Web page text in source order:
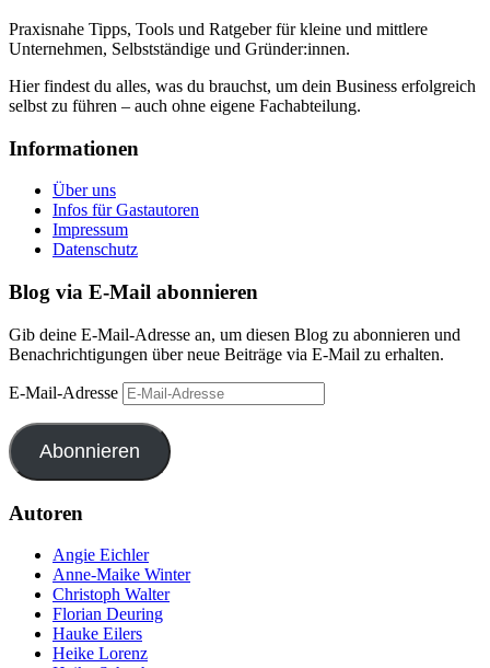
Praxisnahe Tipps, Tools und Ratgeber für kleine und mittlere
Unternehmen, Selbstständige und Gründer:innen.
Hier findest du alles, was du brauchst, um dein Business erfolgreich
selbst zu führen – auch ohne eigene Fachabteilung.
Informationen
Über uns
Infos für Gastautoren
Impressum
Datenschutz
Blog via E-Mail abonnieren
Gib deine E-Mail-Adresse an, um diesen Blog zu abonnieren und
Benachrichtigungen über neue Beiträge via E-Mail zu erhalten.
E-Mail-Adresse
Abonnieren
Autoren
Angie Eichler
Anne-Maike Winter
Christoph Walter
Florian Deuring
Hauke Eilers
Heike Lorenz